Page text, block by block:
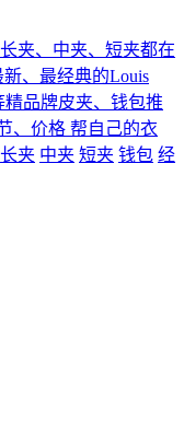
夹、中夹、短夹都在
新、最经典的Louis
品牌皮夹、钱包推
、价格 帮自己的衣
长夹 中夹 短夹 钱包 经